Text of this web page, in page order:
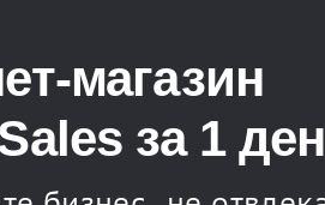
магазин
за 1